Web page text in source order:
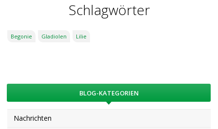
Schlagwörter
Begonie Gladiolen Lilie
BLOG-KATEGORIEN
Nachrichten